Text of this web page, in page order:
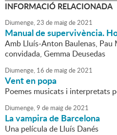
INFORMACIÓ RELACIONADA
Diumenge,23 de maigde2021
Manual de supervivència.
Amb Lluís-Anton Baulenas, Pau
convidada, Gemma Deusedas
Diumenge, 16 de maigde2021
Vent en popa
Poemes musicats i interpretats
Diumenge,9 de maigde2021
La vampira de Barcelona
Una película de Lluís Danés